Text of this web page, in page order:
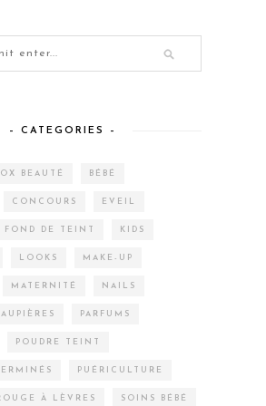
– CATEGORIES –
BEAUTÉ BÉBÉ
CONCOURS EVEIL
FOND DE TEINT KIDS
LOOKS MAKE-UP
MATERNITÉ NAILS
PARFUMS
POUDRE TEINT
PUÉRICULTURE
À LÈVRES SOINS BÉBÉ